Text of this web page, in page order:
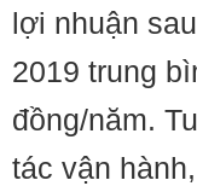
lợi nhuận
2019 trung
đồng/năm.
tác vận